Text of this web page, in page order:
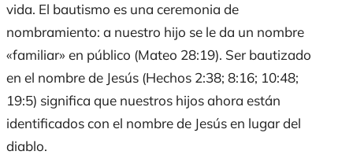
vida. El bautismo es una ceremonia de
nombramiento: a nuestro hijo se le da un nombre
«familiar» en público (Mateo 28:19). Ser bautizado
en el nombre de Jesús (Hechos 2:38; 8:16; 10:48;
19:5) significa que nuestros hijos ahora están
identificados con el nombre de Jesús en lugar del
diablo.